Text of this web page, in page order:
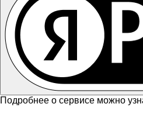
Подробнее о сервисе можно